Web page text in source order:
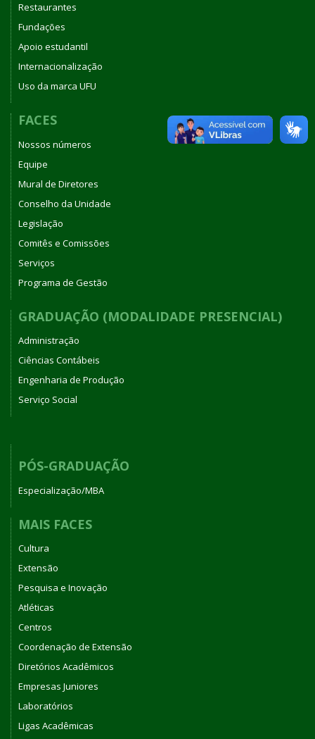
Restaurantes
Fundações
Apoio estudantil
Internacionalização
Uso da marca UFU
FACES
Nossos números
Equipe
Mural de Diretores
Conselho da Unidade
Legislação
Comitês e Comissões
Serviços
Programa de Gestão
GRADUAÇÃO (MODALIDADE PRESENCIAL)
Administração
Ciências Contábeis
Engenharia de Produção
Serviço Social
PÓS-GRADUAÇÃO
Especialização/MBA
MAIS FACES
Cultura
Extensão
Pesquisa e Inovação
Atléticas
Centros
Coordenação de Extensão
Diretórios Acadêmicos
Empresas Juniores
Laboratórios
Ligas Acadêmicas